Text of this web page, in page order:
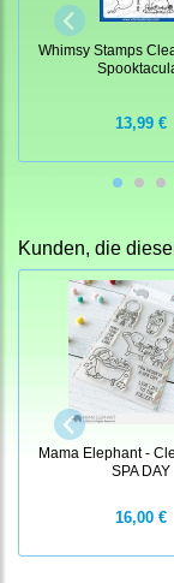
Whimsy Stamps
13,99 €
Kunden, die
Mama Elephant -
SPA DAY
16,00 €